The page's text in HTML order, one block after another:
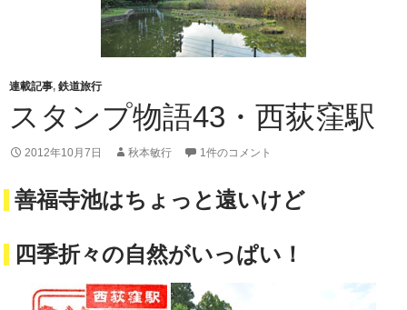
連載記事, 鉄道旅行
スタンプ物語43・西荻窪駅
2012年10月7日 秋本敏行 1件のコメント
善福寺池はちょっと遠いけど
四季折々の自然がいっぱい！